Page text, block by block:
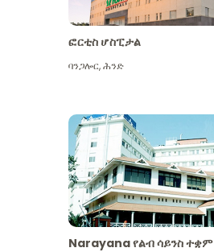
ፎርቲስ ሆስፒታል
ባንጋሎር,ሕንድ
Narayana የልብ ሳይንስ ተቋም